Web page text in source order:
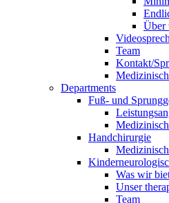
Über
Team
Kontakt/
Departments
Fuß- und
Handchirurgie
Was wir
Unser
Team